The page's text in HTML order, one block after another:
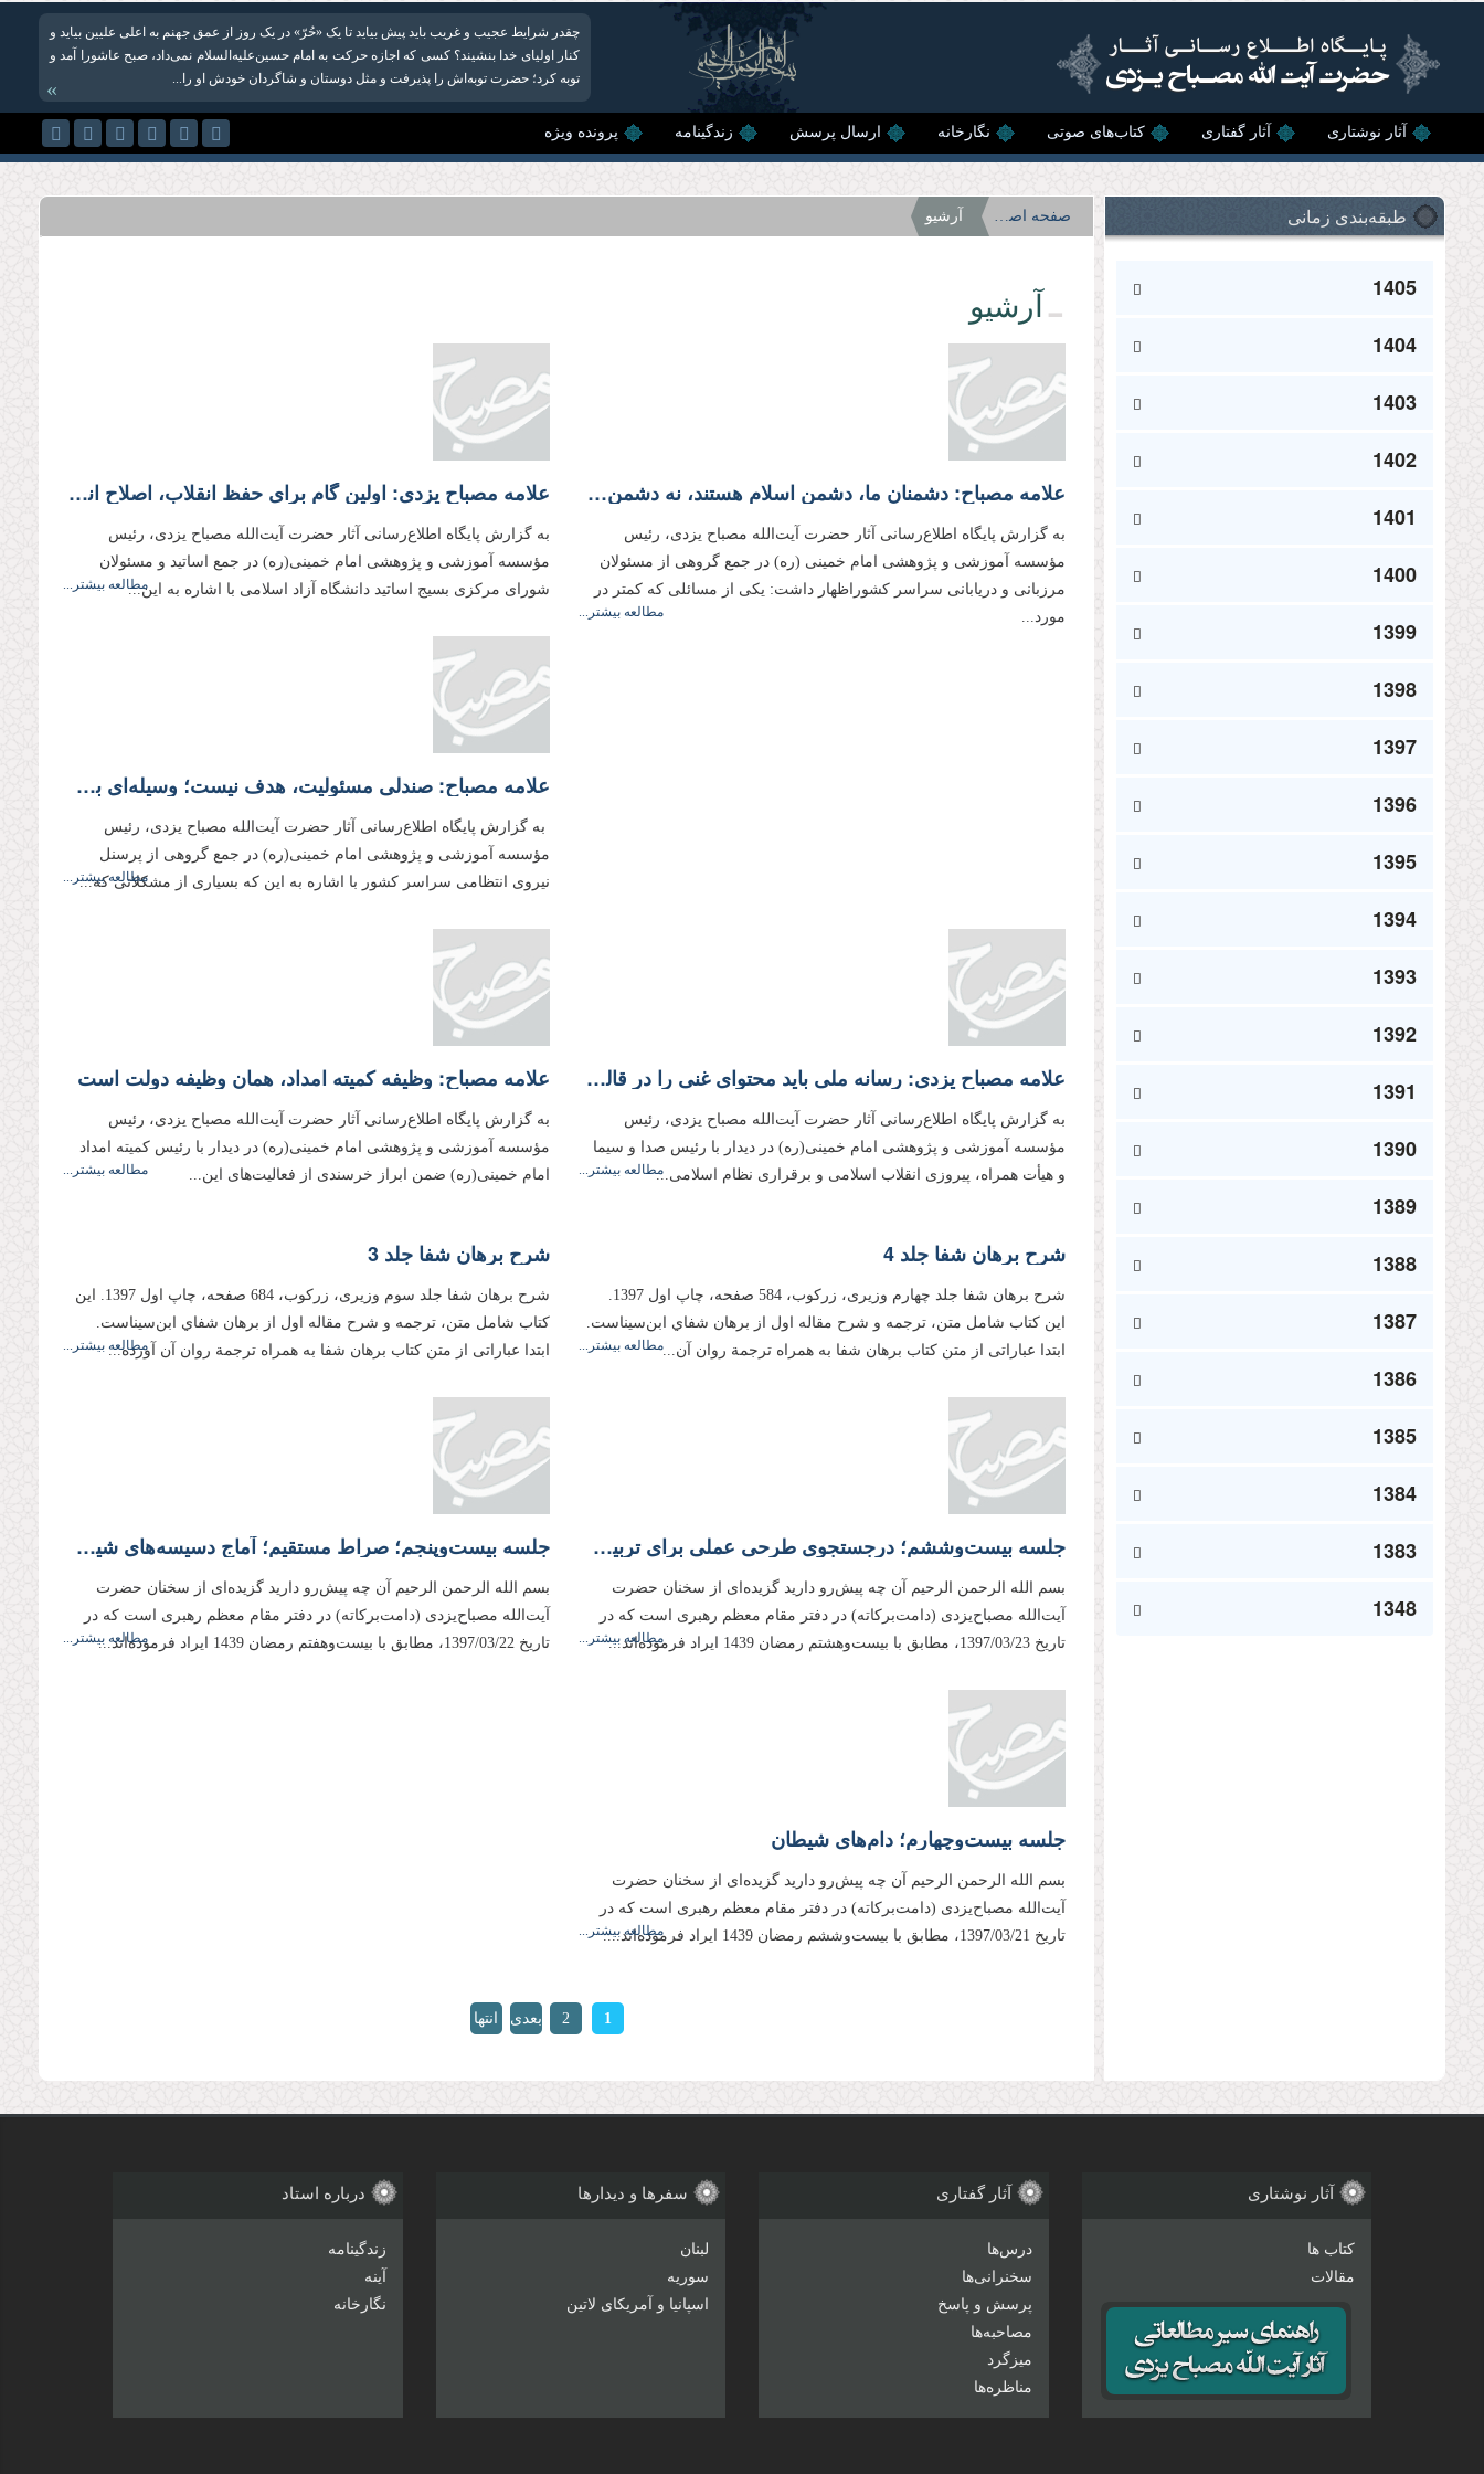
چقدر شرایط عجیب و غریب باید پیش بیاید تا یک «حُرّ» در یک روز از عمق جهنم به اعلی علیین بیاید و
کنار اولیای خدا بنشیند؟ کسی که اجازه حرکت به امام حسین‌علیه‌السلام نمی‌داد، صبح عاشورا آمد و
توبه کرد؛ حضرت توبه‌اش را پذیرفت و مثل دوستان و شاگردان خودش او را...
»
آثار نوشتاری آثار گفتاری کتاب‌های صوتی نگارخانه ارسال پرسش زندگینامه پرونده ویژه
طبقه‌بندی زمانی
1405
1404
1403
1402
1401
1400
1399
1398
1397
1396
1395
1394
1393
1392
1391
1390
1389
1388
1387
1386
1385
1384
1383
1348
صفحه اصلی آرشیو
آرشیو
علامه مصباح: دشمنان ما، دشمن اسلام هستند، نه دشمن ایران
به گزارش پایگاه اطلاع‌رسانی آثار حضرت آیت‌الله مصباح یزدی، رئیس
مؤسسه آموزشی و پژوهشی امام خمینی (ره) در جمع گروهی از مسئولان
مرزبانی و دریابانی سراسر کشوراظهار داشت: یکی از مسائلی که کمتر در
مورد...
مطالعه بیشتر...
علامه مصباح یزدی: اولین گام برای حفظ انقلاب، اصلاح اندیشه است
به گزارش پایگاه اطلاع‌رسانی آثار حضرت آیت‌الله مصباح یزدی، رئیس
مؤسسه آموزشی و پژوهشی امام خمینی(ره) در جمع اساتید و مسئولان
شورای مرکزی بسیج اساتید دانشگاه آزاد اسلامی با اشاره به این...مطالعه بیشتر...
علامه مصباح: صندلی مسئولیت، هدف نیست؛ وسیله‌ای برای خدمت به مردم در جهت كسب رضای الهی است
به گزارش پایگاه اطلاع‌رسانی آثار حضرت آیت‌الله مصباح یزدی، رئیس
مؤسسه آموزشی و پژوهشی امام خمینی(ره) در جمع گروهی از پرسنل
نیروی انتظامی سراسر کشور با اشاره به این که بسیاری از مشکلاتی که...
مطالعه بیشتر...
علامه مصباح یزدی: رسانه ملی باید محتوای غنی را در قالبی زیبا و جذاب به مخاطبان خود ارایه كند
به گزارش پایگاه اطلاع‌رسانی آثار حضرت آیت‌الله مصباح یزدی، رئیس
مؤسسه آموزشی و پژوهشی امام خمینی(ره) در دیدار با رئیس صدا و سیما
و هیأت همراه، پیروزی انقلاب اسلامی و برقراری نظام اسلامی...مطالعه بیشتر...
علامه مصباح: وظیفه کمیته امداد، همان وظیفه دولت است
به گزارش پایگاه اطلاع‌رسانی آثار حضرت آیت‌الله مصباح یزدی، رئیس
مؤسسه آموزشی و پژوهشی امام خمینی(ره) در دیدار با رئیس کمیته امداد
امام خمینی(ره) ضمن ابراز خرسندی از فعالیت‌های این...
مطالعه بیشتر...
شرح برهان شفا جلد 4
شرح برهان شفا جلد چهارم وزیری، زرکوب، 584 صفحه، چاپ اول 1397.
اين كتاب شامل متن، ترجمه و شرح مقاله اول از برهان شفاي ابن‌سيناست.
ابتدا عباراتى از متن كتاب برهان شفا به همراه ترجمة روان آن...مطالعه بیشتر...
شرح برهان شفا جلد 3
شرح برهان شفا جلد سوم وزیری، زرکوب، 684 صفحه، چاپ اول 1397. اين
كتاب شامل متن، ترجمه و شرح مقاله اول از برهان شفاي ابن‌سيناست.
ابتدا عباراتى از متن كتاب برهان شفا به همراه ترجمة روان آن آورده...مطالعه بیشتر...
جلسه بیست‌وششم؛ درجستجوی طرحی عملی برای تربیت انسان
بسم الله الرحمن الرحیم آن چه پیش‌رو دارید گزیده‌ای از سخنان حضرت
آیت‌الله مصباح‌یزدی (دامت‌بركاته) در دفتر مقام معظم رهبری است كه در
تاریخ 1397/03/23، مطابق با بیست‌وهشتم رمضان 1439 ایراد فرموده‌اند...
مطالعه بیشتر...
جلسه بیست‌وپنجم؛ صراط مستقیم؛ آماج دسیسه‌های شیطان
بسم الله الرحمن الرحیم آن چه پیش‌رو دارید گزیده‌ای از سخنان حضرت
آیت‌الله مصباح‌یزدی (دامت‌بركاته) در دفتر مقام معظم رهبری است كه در
تاریخ 1397/03/22، مطابق با بیست‌وهفتم رمضان 1439 ایراد فرموده‌اند...
مطالعه بیشتر...
جلسه بیست‌وچهارم؛ دام‌های شیطان
بسم الله الرحمن الرحیم آن چه پیش‌رو دارید گزیده‌ای از سخنان حضرت
آیت‌الله مصباح‌یزدی (دامت‌بركاته) در دفتر مقام معظم رهبری است كه در
تاریخ 1397/03/21، مطابق با بیست‌وششم رمضان 1439 ایراد فرموده‌اند....
مطالعه بیشتر...
1
2
بعدی
انتها
آثار نوشتاری
کتاب ها
مقالات
آثار گفتاری
درس‌ها
سخنرانی‌ها
پرسش و پاسخ
مصاحبه‌ها
میزگرد
مناظره‌ها
سفرها و دیدارها
لبنان
سوریه
اسپانیا و آمریکای لاتین
درباره استاد
زندگینامه
آینه
نگارخانه